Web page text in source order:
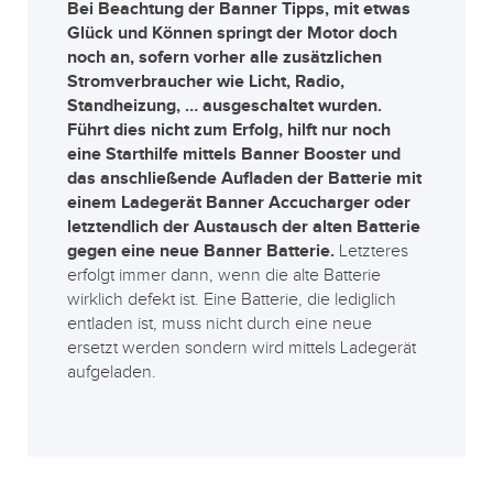
Bei Beachtung der Banner Tipps, mit etwas
Glück und Können springt der Motor doch
noch an, sofern vorher alle zusätzlichen
Stromverbraucher wie Licht, Radio,
Standheizung, … ausgeschaltet wurden.
Führt dies nicht zum Erfolg, hilft nur noch
eine Starthilfe mittels Banner Booster und
das anschließende Aufladen der Batterie mit
einem Ladegerät Banner Accucharger oder
letztendlich der Austausch der alten Batterie
gegen eine neue Banner Batterie.Letzteres
erfolgt immer dann, wenn die alte Batterie
wirklich defekt ist. Eine Batterie, die lediglich
entladen ist, muss nicht durch eine neue
ersetzt werden sondern wird mittels Ladegerät
aufgeladen.